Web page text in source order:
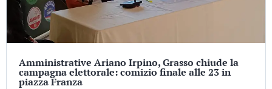
Amministrative Ariano Irpino, Grasso chiude la
campagna elettorale: comizio finale alle 23 in
piazza Franza